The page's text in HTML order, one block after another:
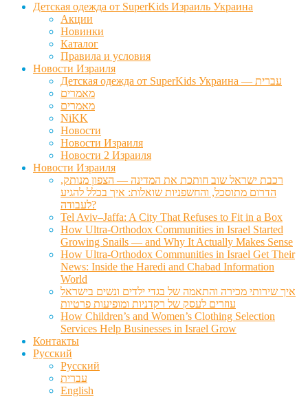
Детская одежда от SuperKids Израиль Украина
Акции
Новинки
Каталог
Правила и условия
Новости Израиля
Детская одежда от SuperKids Украина — עברית
מאמרים
מאמרים
NiKK
Новости
Новости Израиля
Новости 2 Израиля
Новости Израиля
רכבת ישראל שוב חותכת את המדינה — הצפון מנותק,
הדרום מתוסכל, והחשפניות שואלות: איך בכלל להגיע
לעבודה?
Tel Aviv–Jaffa: A City That Refuses to Fit in a Box
How Ultra-Orthodox Communities in Israel Started
Growing Snails — and Why It Actually Makes Sense
How Ultra-Orthodox Communities in Israel Get Their
News: Inside the Haredi and Chabad Information
World
איך שירותי מכירה והתאמה של בגדי ילדים ונשים בישראל
עוזרים לעסק של רקדניות ומופיעות פרטיות
How Children’s and Women’s Clothing Selection
Services Help Businesses in Israel Grow
Контакты
Русский
Русский
עברית
English